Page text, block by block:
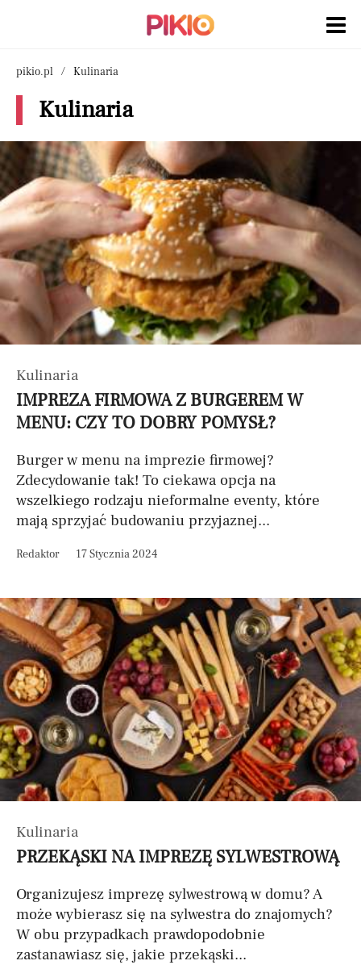
pikio.pl Kulinaria
Kulinaria
Kulinaria
IMPREZA FIRMOWA Z BURGEREM W
MENU: CZY TO DOBRY POMYSŁ?
Burger w menu na imprezie firmowej?
Zdecydowanie tak! To ciekawa opcja na
wszelkiego rodzaju nieformalne eventy, które
mają sprzyjać budowaniu przyjaznej...
Redaktor 17 Stycznia 2024
Kulinaria
PRZEKĄSKI NA IMPREZĘ SYLWESTROWĄ
Organizujesz imprezę sylwestrową w domu? A
może wybierasz się na sylwestra do znajomych?
W obu przypadkach prawdopodobnie
zastanawiasz się, jakie przekąski...